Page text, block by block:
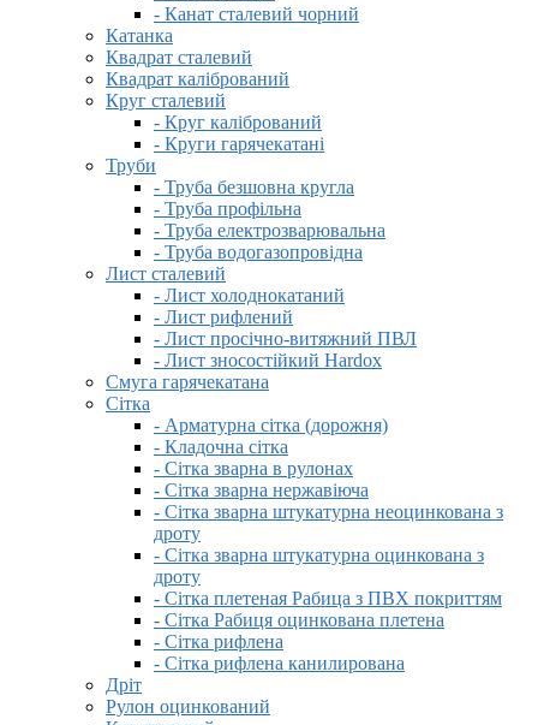
- Канат сталевий чорний
Катанка
Квадрат сталевий
Квадрат калібрований
Круг сталевий
- Круг калібрований
- Круги гарячекатані
Труби
- Труба безшовна кругла
- Труба профільна
- Труба електрозварювальна
- Труба водогазопровідна
Лист сталевий
- Лист холоднокатаний
- Лист рифлений
- Лист просічно-витяжний ПВЛ
- Лист зносостійкий Hardox
Смуга гарячекатана
Сітка
- Арматурна сітка (дорожня)
- Кладочна сітка
- Сітка зварна в рулонах
- Сітка зварна нержавіюча
- Сітка зварна штукатурна неоцинкована з
дроту
- Сітка зварна штукатурна оцинкована з
дроту
- Сітка плетеная Рабица з ПВХ покриттям
- Сітка Рабиця оцинкована плетена
- Сітка рифлена
- Сітка рифлена канилирована
Дріт
Рулон оцинкований